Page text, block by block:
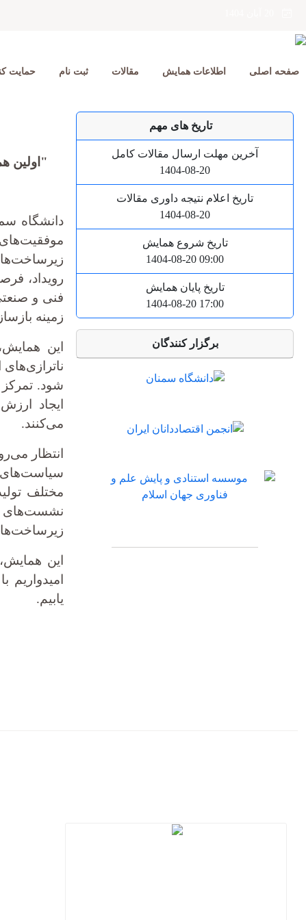
صفحه اصلی اطلاعات همایش مقالات ثبت نام حمایت
تاریخ های مهم
آخرین مهلت ارسال مقالات کامل
1404-08-20
تاریخ اعلام نتیجه داوری مقالات
1404-08-20
تاریخ شروع همایش
1404-08-20 09:00
تاریخ پایان همایش
1404-08-20 17:00
برگزار کنندگان
"اولین
دانشگاه
رویداد،
فنی و
زمینه
این
شود.
ایجاد
می‌کنند.
انتظار
سیاست‌های
مختلف
نشست‌های
زیرساخت‌ها
این
یابیم.